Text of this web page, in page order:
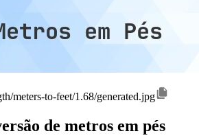
meters-to-feet/1.68/generated.jpg
de metros em pés